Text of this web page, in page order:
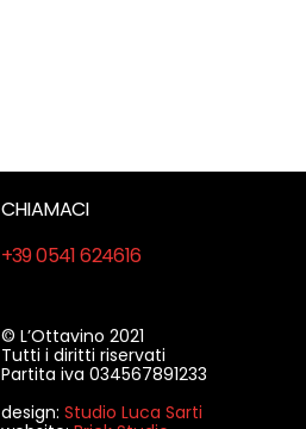
CHIAMACI
+39 0541 624616
© L’Ottavino 2021
Tutti i diritti riservati
Partita iva 034567891233
design: Studio Luca Sarti